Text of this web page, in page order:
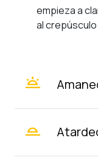
empieza a
al crepúsculo
wb_twilight
wb_twilight_2